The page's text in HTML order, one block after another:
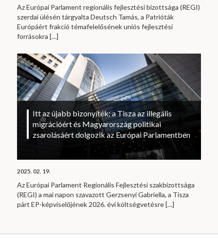
Az Európai Parlament regionális fejlesztési bizottsága (REGI)
szerdai ülésén tárgyalta Deutsch Tamás, a Patrióták
Európáért frakció témafelelősének uniós fejlesztési
forrásokra […]
Itt az újabb bizonyíték: a Tisza az illegális
migrációért és Magyarország politikai
zsarolásáért dolgozik az Európai Parlamentben
2025. 02. 19.
Az Európai Parlament Regionális Fejlesztési szakbizottsága
(REGI) a mai napon szavazott Gerzsenyi Gabriella, a Tisza
párt EP-képviselőjének 2026. évi költségvetésre[…]